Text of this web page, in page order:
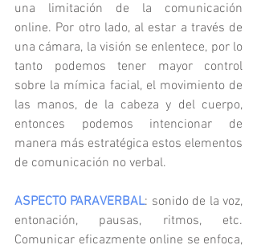
una limitación de la comunicación
online. Por otro lado, al estar a través de
una cámara, la visión se enlentece, por lo
tanto podemos tener mayor control
sobre la mímica facial, el movimiento de
las manos, de la cabeza y del cuerpo,
entonces podemos intencionar de
manera más estratégica estos elementos
de comunicación no verbal.
ASPECTO PARAVERBAL: sonido de la voz,
entonación, pausas, ritmos, etc.
Comunicar eficazmente online se enfoca,